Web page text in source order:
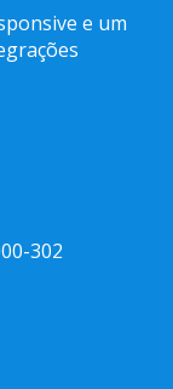
e um
302